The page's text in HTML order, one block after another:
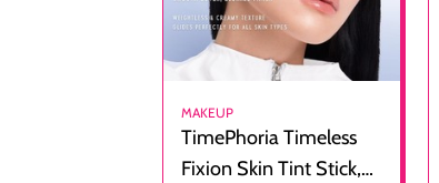
MAKEUP
TimePhoria Timeless
Fixion Skin Tint Stick,